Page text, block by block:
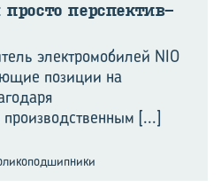
пер­спек­тив­
электромобилей NIO
позиции на
[...]